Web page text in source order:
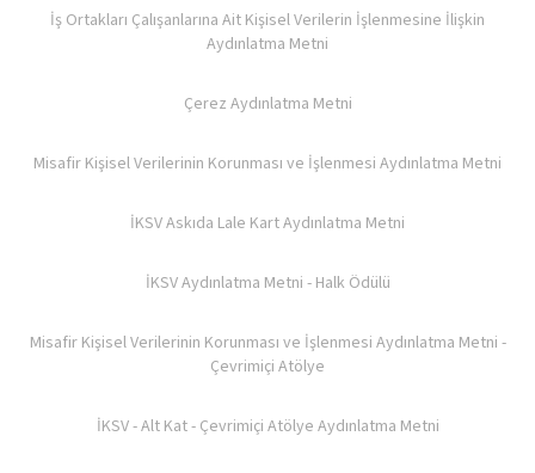
İş Ortakları Çalışanlarına Ait Kişisel Verilerin İşlenmesine İlişkin
Aydınlatma Metni
Çerez Aydınlatma Metni
Misafir Kişisel Verilerinin Korunması ve İşlenmesi Aydınlatma Metni
İKSV Askıda Lale Kart Aydınlatma Metni
İKSV Aydınlatma Metni - Halk Ödülü
Misafir Kişisel Verilerinin Korunması ve İşlenmesi Aydınlatma Metni -
Çevrimiçi Atölye
İKSV - Alt Kat - Çevrimiçi Atölye Aydınlatma Metni